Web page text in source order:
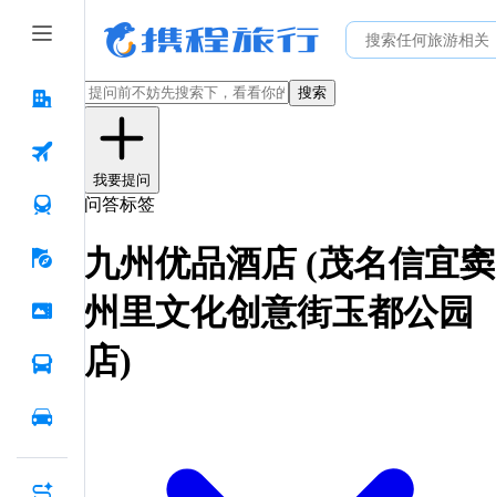
搜索
我要提问
问答标签
九州优品酒店 (茂名信宜窦
州里文化创意街玉都公园
店)